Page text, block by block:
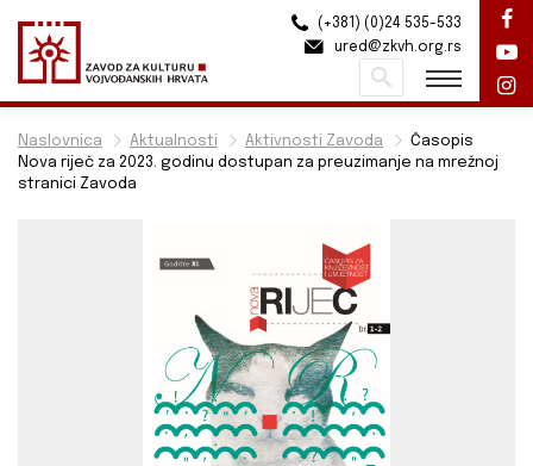
Naslovnica Aktualnosti Aktivnosti Zavoda
Časopis
Nova riječ za 2023. godinu dostupan za preuzimanje na mrežnoj
stranici Zavoda
(+381) (0)24 535-533
ured@zkvh.org.rs
Pretraži